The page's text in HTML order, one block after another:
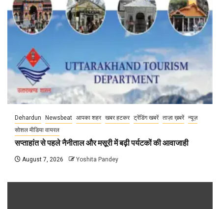
Dehardun Newsbeat आपका शहर खबर हटकर ट्रेंडिंग खबरें ताज़ा ख़बरें न्यूज़
सोशल मीडिया वायरल
सप्ताहांत से पहले नैनीताल और मसूरी में बढ़ी पर्यटकों की आवाजाही
August 7, 2026 Yoshita Pandey